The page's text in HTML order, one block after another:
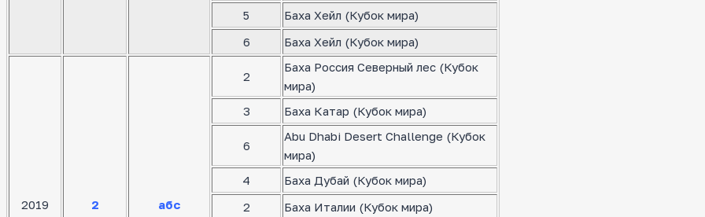
5
Баха Хейл (Кубок мира)
6
Баха Хейл (Кубок мира)
2019 2 абс
2
Баха Россия Северный лес (Кубок
мира)
3
Баха Катар (Кубок мира)
6
Abu Dhabi Desert Challenge (Кубок
мира)
4
Баха Дубай (Кубок мира)
2
Баха Италии (Кубок мира)